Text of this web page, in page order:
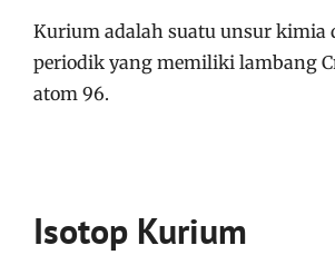
Kuri­um adalah suatu unsur kimia
periodik yang memiliki lambang
atom 96.
Isotop Kuri­um